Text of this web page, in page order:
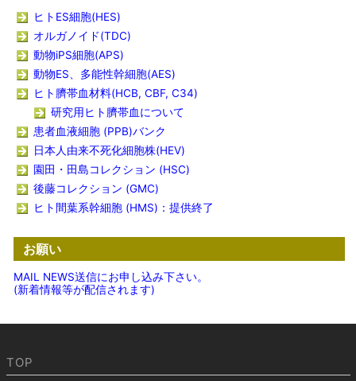
ヒトES細胞(HES)
オルガノイド(TDC)
動物iPS細胞(APS)
動物ES、多能性幹細胞(AES)
ヒト臍帯血材料(HCB, CBF, C34)
研究用ヒト臍帯血について
患者血液細胞 (PPB)バンク
日本人由来不死化細胞株(HEV)
園田・田島コレクション (HSC)
後藤コレクション (GMC)
ヒト間葉系幹細胞 (HMS)：提供終了
お願い
MAIL NEWS送信にお申し込み下さい。
(新着情報等が配信されます)
TOP